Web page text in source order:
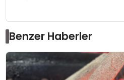
Benzer Haberler